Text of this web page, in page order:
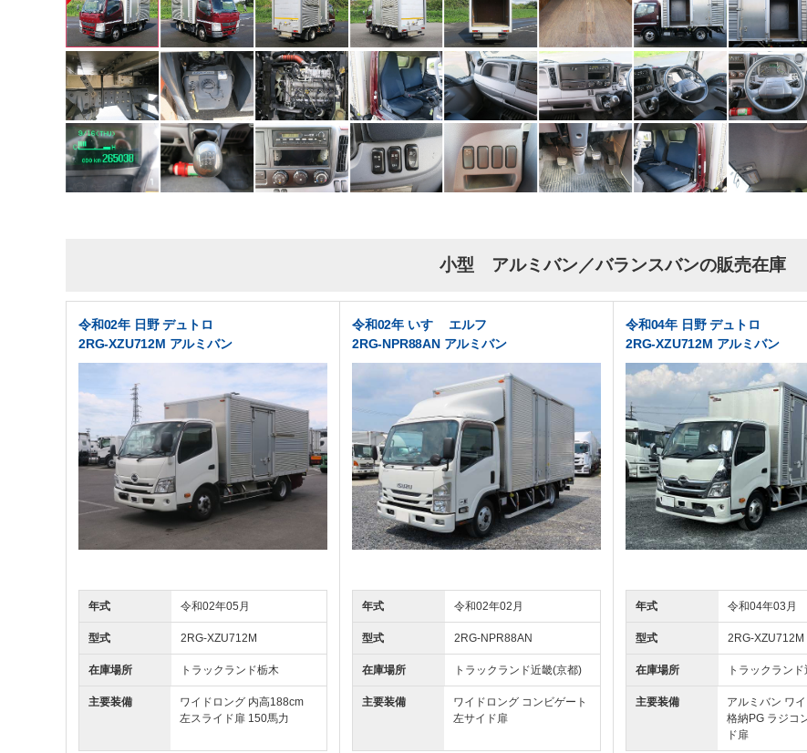
小型 アルミバン／バランスバンの販売在庫
令和02年 日野 デュトロ
2RG-XZU712M アルミバン
年式 令和02年05月
型式 2RG-XZU712M
在庫場所 トラックランド栃木
主要装備
ワイドロング 内高188cm
左スライド扉 150馬力
令和02年 いすゞ エルフ
2RG-NPR88AN アルミバン
年式 令和02年02月
型式 2RG-NPR88AN
在庫場所 トラックランド近畿(京都)
主要装備
ワイドロング コンビゲート
左サイド扉
令和04年 日野 デュトロ
2RG-XZU712M アルミバン
年式 令和04年03月
型式 2RG-XZU712M
在庫場所 トラックランド
主要装備
アルミバン ワ
格納PG ラジコ
ド扉